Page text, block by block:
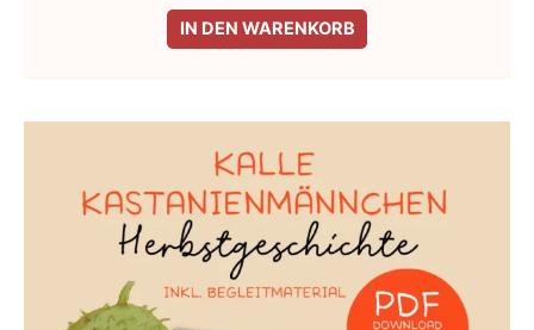
IN DEN WARENKORB